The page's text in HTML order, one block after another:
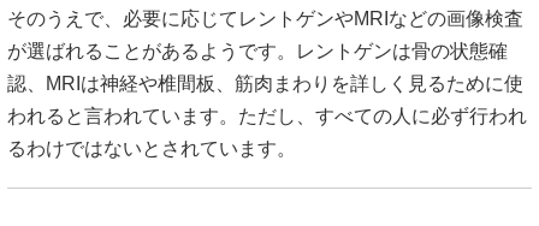
そのうえで、必要に応じてレントゲンやMRIなどの画像検査
が選ばれることがあるようです。レントゲンは骨の状態確
認、MRIは神経や椎間板、筋肉まわりを詳しく見るために使
われると言われています。ただし、すべての人に必ず行われ
るわけではないとされています。